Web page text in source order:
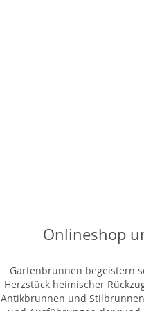
Onlineshop
Gartenbrunnen begeistern
Herzstück heimischer
Antikbrunnen und